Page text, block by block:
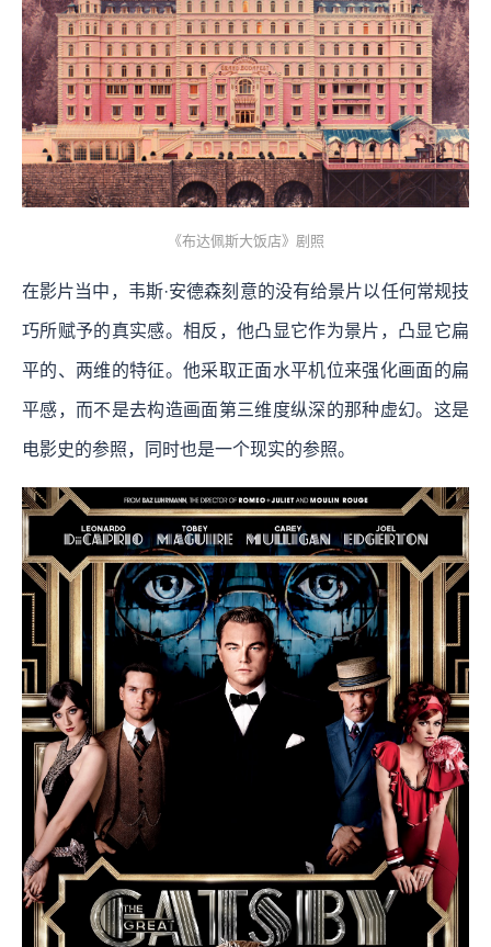
《布达佩斯大饭店》剧照
在影片当中，韦斯·安德森刻意的没有给景片以任何常规技
巧所赋予的真实感。相反，他凸显它作为景片，凸显它扁
平的、两维的特征。他采取正面水平机位来强化画面的扁
平感，而不是去构造画面第三维度纵深的那种虚幻。这是
电影史的参照，同时也是一个现实的参照。